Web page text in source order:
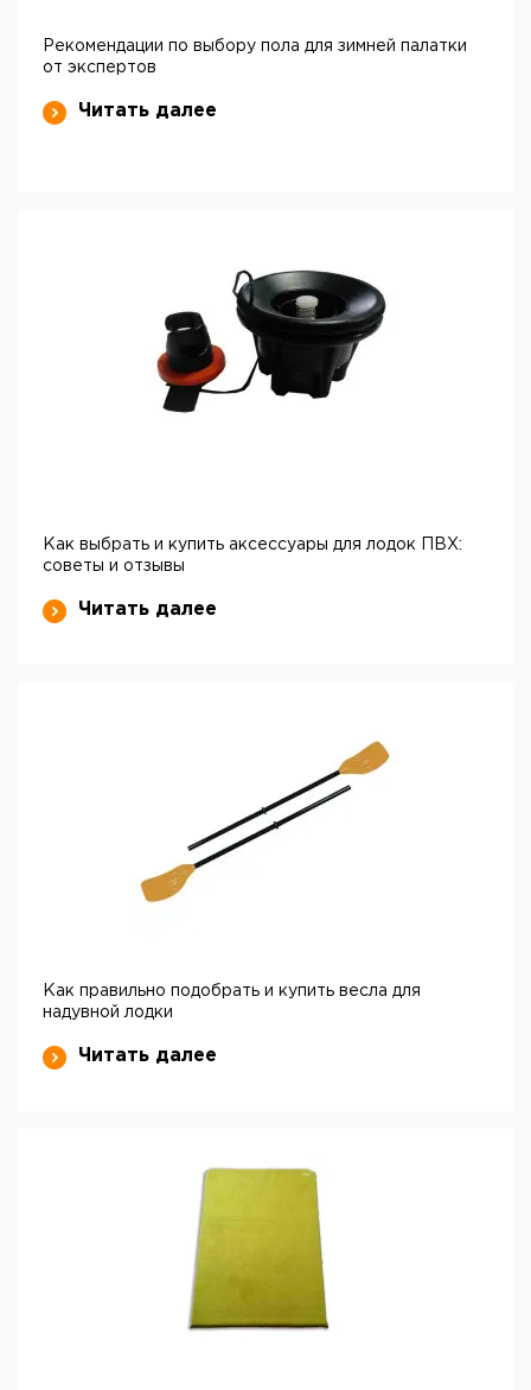
Рекомендации по выбору пола для зимней палатки
от экспертов
Читать далее
Как выбрать и купить аксессуары для лодок ПВХ:
советы и отзывы
Читать далее
Как правильно подобрать и купить весла для
надувной лодки
Читать далее